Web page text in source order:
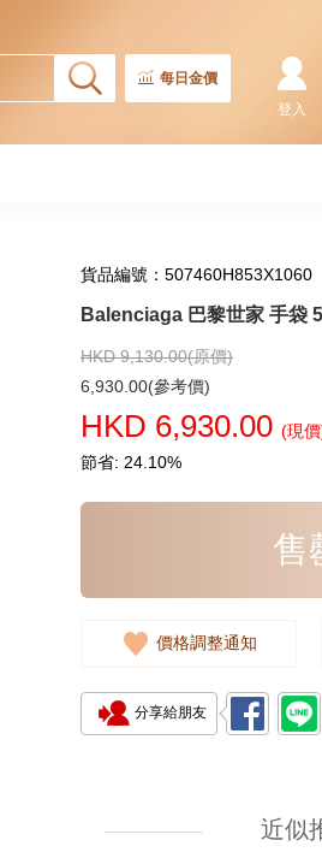
每日金價
登入
貨品編號：507460H853X1060
Balenciaga 巴黎世家 手袋
HKD 9,130.00(原價)
6,930.00(參考價)
HKD 6,930.00 (現
節省: 24.10%
售
價格調整通知
分享給朋友
近似
Submariner
無日曆
鋼 遊艇